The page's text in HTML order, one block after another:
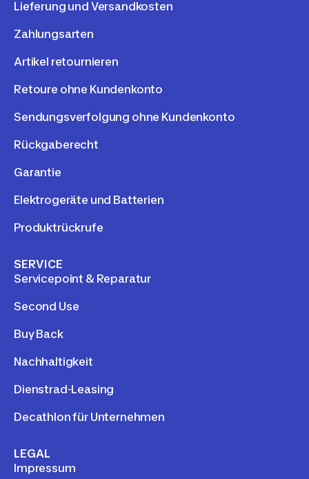
Lieferung und Versandkosten
Zahlungsarten
Artikel retournieren
Retoure ohne Kundenkonto
Sendungsverfolgung ohne Kundenkonto
Rückgaberecht
Garantie
Elektrogeräte und Batterien
Produktrückrufe
SERVICE
Servicepoint & Reparatur
Second Use
Buy Back
Nachhaltigkeit
Dienstrad-Leasing
Decathlon für Unternehmen
LEGAL
Impressum